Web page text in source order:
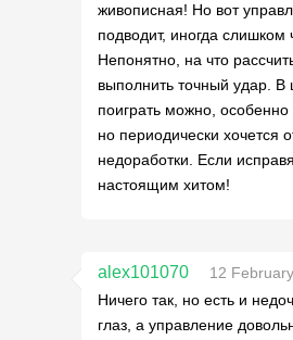
живописная! Но вот
подводит, иногда слишком
Непонятно, на что
выполнить точный удар. В
поиграть можно, особенно
но периодически хочется
недоработки. Если
настоящим хитом!
alex101070
12
Ничего так, но есть и
глаз, а управление